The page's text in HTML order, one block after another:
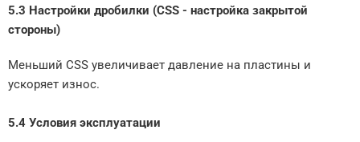
5.3 Настройки дробилки (CSS - настройка закрытой
стороны)
Меньший CSS увеличивает давление на пластины и
ускоряет износ.
5.4 Условия эксплуатации